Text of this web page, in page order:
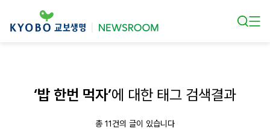
‘밥 한번 먹자’에 대한 태그 검색결과
총 11건의 글이 있습니다